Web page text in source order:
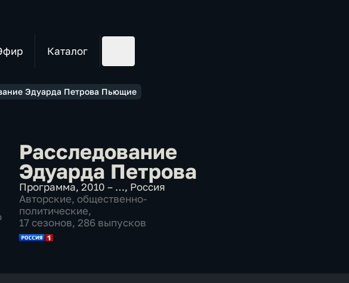
Каталог
Эдуарда Петрова Пьющие
Расследование
Эдуарда Петрова
Программа, 2010 – …, Россия
Авторские, общественно-
политические,
17 сезонов, 286 выпусков